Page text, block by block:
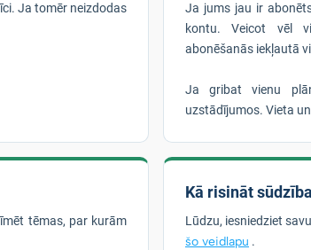
Ja tomēr neizdodas
Ja jums jau ir
kontu. Veicot vēl
abonēšanās iekļautā
Ja gribat vienu
uzstādījumos. Vieta
tēmas, par kurām
Kā risināt
Lūdzu, iesniedziet
šo veidlapu .